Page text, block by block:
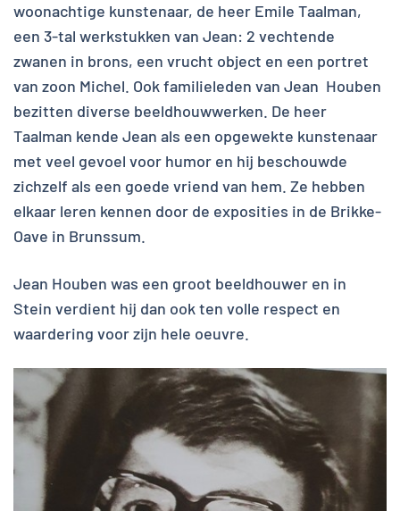
woonachtige kunstenaar, de heer Emile Taalman,
een 3-tal werkstukken van Jean: 2 vechtende
zwanen in brons, een vrucht object en een portret
van zoon Michel. Ook familieleden van Jean Houben
bezitten diverse beeldhouwwerken. De heer
Taalman kende Jean als een opgewekte kunstenaar
met veel gevoel voor humor en hij beschouwde
zichzelf als een goede vriend van hem. Ze hebben
elkaar leren kennen door de exposities in de Brikke-
Oave in Brunssum.
Jean Houben was een groot beeldhouwer en in
Stein verdient hij dan ook ten volle respect en
waardering voor zijn hele oeuvre.